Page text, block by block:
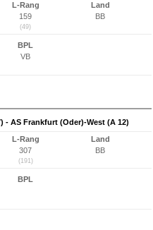
L-Rang
159
(49)
Land
BB
BPL
VB
- AS Frankfurt (Oder)-West (A 12)
L-Rang
307
(191)
Land
BB
BPL